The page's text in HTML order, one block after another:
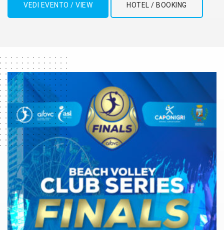
VEDI EVENTO / VIEW HOTEL / BOOKING